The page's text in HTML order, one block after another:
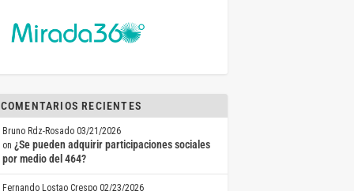
COMENTARIOS RECIENTES
Bruno Rdz-Rosado 03/21/2026
on ¿Se pueden adquirir participaciones sociales
por medio del 464?
Fernando Lostao Crespo 02/23/2026